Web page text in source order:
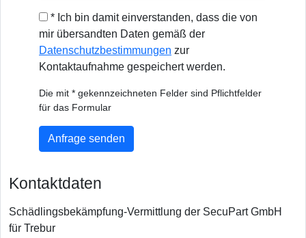
* Ich bin damit einverstanden, dass die von
mir übersandten Daten gemäß der
Datenschutzbestimmungen zur
Kontaktaufnahme gespeichert werden.
Die mit * gekennzeichneten Felder sind Pflichtfelder
für das Formular
Anfrage senden
Kontaktdaten
Schädlingsbekämpfung-Vermittlung der SecuPart GmbH
für Trebur